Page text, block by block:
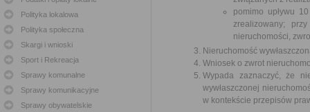
Polityka lokalowa
Polityka społeczna
Skargi i wnioski
Sport i Rekreacja
Sprawy komunalne
Sprawy komunikacyjne
Sprawy obywatelskie
pomimo upływu
zrealizowany;
nieruchomości,
Nieruchomość
Wniosek o zwrot
Wypada zaznaczyć, że
wywłaszczonej
w kontekście przepisów